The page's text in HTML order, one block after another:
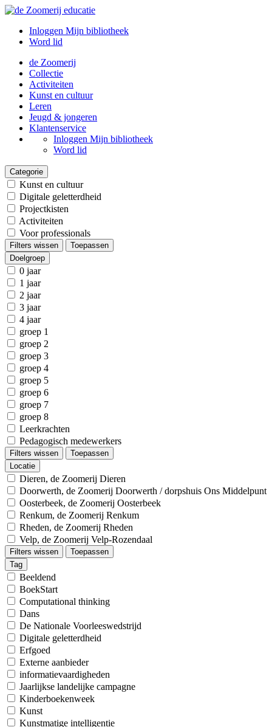
Inloggen Mijn bibliotheek
Word lid
de Zoomerij
Collectie
Activiteiten
Kunst en cultuur
Leren
Jeugd & jongeren
Klantenservice
Inloggen Mijn bibliotheek
Word lid
Categorie
Kunst en cultuur
Digitale geletterdheid
Projectkisten
Activiteiten
Voor professionals
Filters wissen
Toepassen
Doelgroep
0 jaar
1 jaar
2 jaar
3 jaar
4 jaar
groep 1
groep 2
groep 3
groep 4
groep 5
groep 6
groep 7
groep 8
Leerkrachten
Pedagogisch medewerkers
Filters wissen
Toepassen
Locatie
Dieren, de Zoomerij Dieren
Doorwerth, de Zoomerij Doorwerth / dorpshuis Ons Middelpunt
Oosterbeek, de Zoomerij Oosterbeek
Renkum, de Zoomerij Renkum
Rheden, de Zoomerij Rheden
Velp, de Zoomerij Velp-Rozendaal
Filters wissen
Toepassen
Tag
Beeldend
BoekStart
Computational thinking
Dans
De Nationale Voorleeswedstrijd
Digitale geletterdheid
Erfgoed
Externe aanbieder
informatievaardigheden
Jaarlijkse landelijke campagne
Kinderboekenweek
Kunst
Kunstmatige intelligentie